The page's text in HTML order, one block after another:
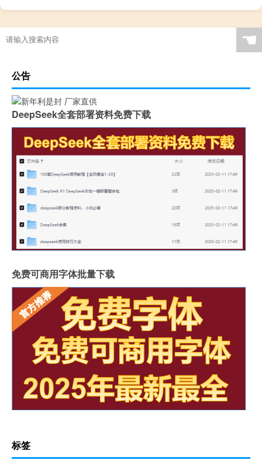
☚
公告
DeepSeek全套部署资料免费下载
免费可商用字体批量下载
标签